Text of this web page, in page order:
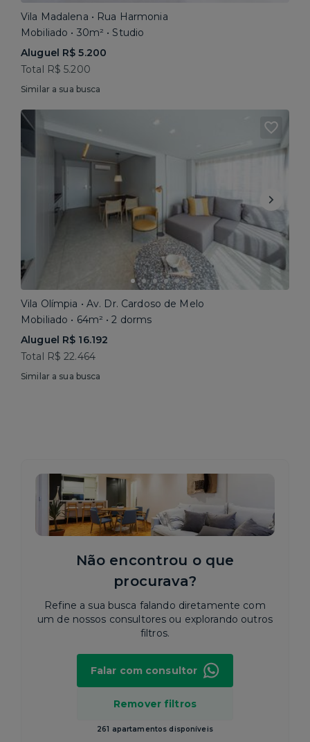
Vila Madalena • Rua Harmonia
Mobiliado • 30m² • Studio
Aluguel R$ 5.200
Total R$ 5.200
Similar a sua busca
Vila Olímpia • Av. Dr. Cardoso de Melo
Mobiliado • 64m² • 2 dorms
Aluguel R$ 16.192
Total R$ 22.464
Similar a sua busca
Não encontrou o que
procurava?
Refine a sua busca falando diretamente com
um de nossos consultores ou explorando outros
filtros.
Remover filtros
261 apartamentos disponíveis
Falar com consultor